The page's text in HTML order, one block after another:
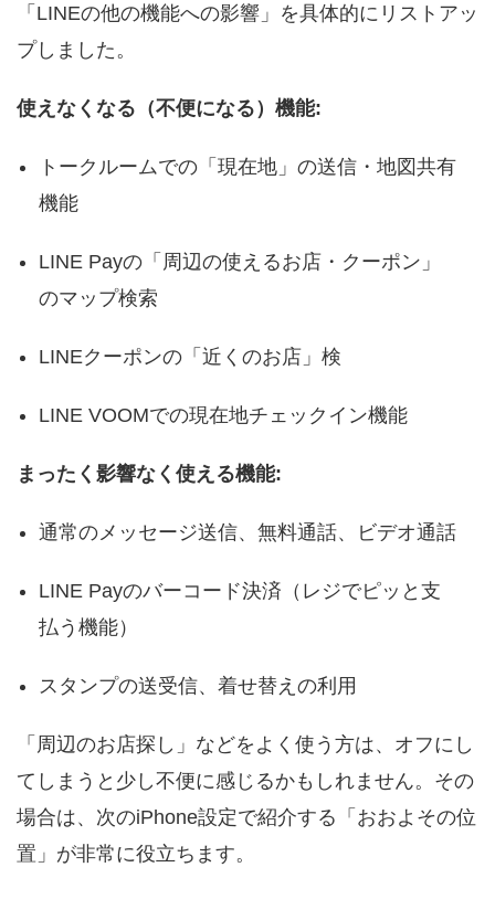
「LINEの他の機能への影響」を具体的にリストアッ
プしました。
使えなくなる（不便になる）機能:
トークルームでの「現在地」の送信・地図共有
機能
LINE Payの「周辺の使えるお店・クーポン」
のマップ検索
LINEクーポンの「近くのお店」検
LINE VOOMでの現在地チェックイン機能
まったく影響なく使える機能:
通常のメッセージ送信、無料通話、ビデオ通話
LINE Payのバーコード決済（レジでピッと支
払う機能）
スタンプの送受信、着せ替えの利用
「周辺のお店探し」などをよく使う方は、オフにし
てしまうと少し不便に感じるかもしれません。その
場合は、次のiPhone設定で紹介する「おおよその位
置」が非常に役立ちます。